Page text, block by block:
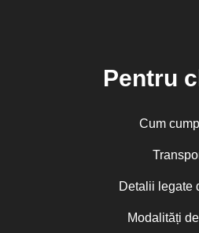
Pentru
Cum
Detalii legate
Modalități